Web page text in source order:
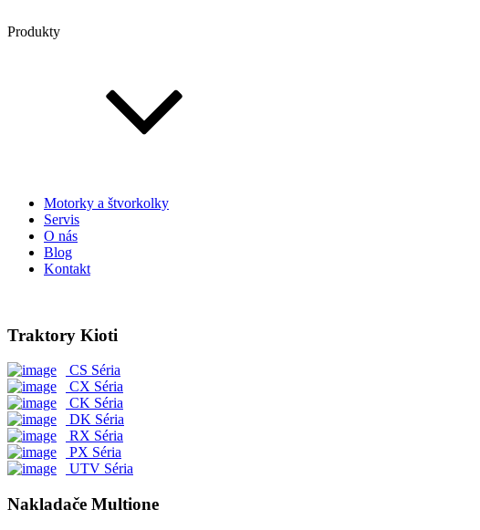
Produkty
Motorky a štvorkolky
Servis
O nás
Blog
Kontakt
Traktory Kioti
CS Séria
CX Séria
CK Séria
DK Séria
RX Séria
PX Séria
UTV Séria
Nakladače Multione